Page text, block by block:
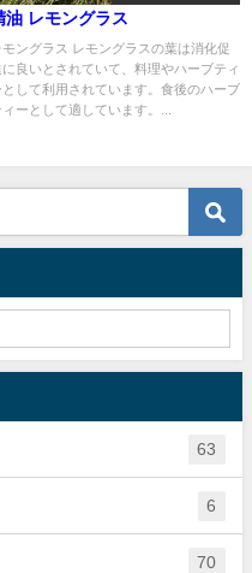
油 レモングラス
モングラス レモングラスの葉は消化促
に良いとされていて、料理やハーブティ
として利用されています。食後のハーブ
ィーとして適しています。...
63
6
70